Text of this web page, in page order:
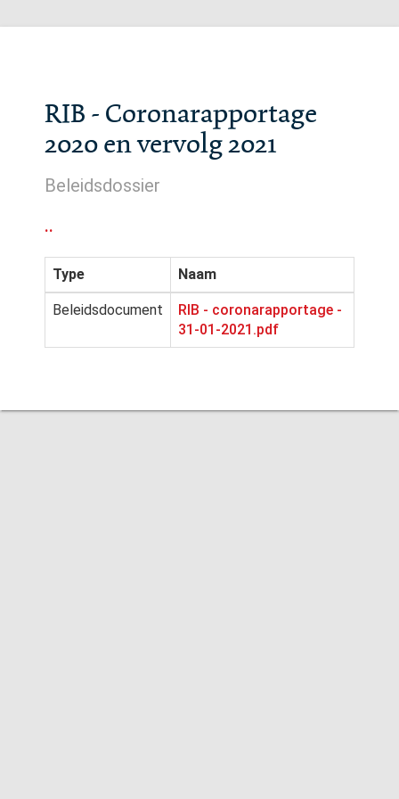
RIB - Coronarapportage
2020 en vervolg 2021
Beleidsdossier
..
Type Naam
Beleidsdocument
RIB - coronarapportage -
31-01-2021.pdf